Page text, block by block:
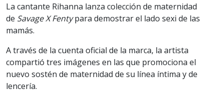
La cantante Rihanna lanza colección de maternidad
de Savage X Fentypara demostrar el lado sexi de las
mamás.
A través de la cuenta oficial de la marca, la artista
compartió tres imágenes en las que promociona el
nuevo sostén de maternidad de su línea íntima y de
lencería.